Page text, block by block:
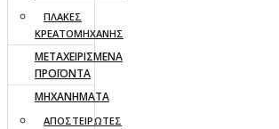
ΠΛΑΚΕΣ
ΚΡΕΑΤΟΜΗΧΑΝΗΣ
ΜΕΤΑΧΕΙΡΙΣΜΕΝΑ
ΠΡΟΪΟΝΤΑ
ΜΗΧΑΝΗΜΑΤΑ
ΑΠΟΣΤΕΙΡΩΤΕΣ